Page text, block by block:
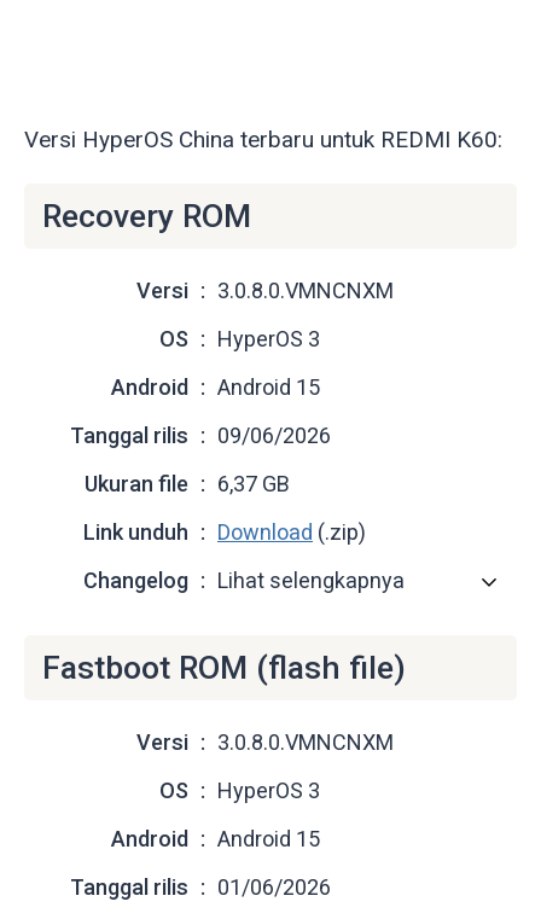
Versi HyperOS China terbaru untuk REDMI K60:
Recovery ROM
Versi
3.0.8.0.VMNCNXM
OS
HyperOS 3
Android
Android 15
Tanggal rilis
09/06/2026
Ukuran file
6,37 GB
Link unduh
Download (.zip)
Changelog
Lihat selengkapnya
Fastboot ROM (flash file)
Versi
3.0.8.0.VMNCNXM
OS
HyperOS 3
Android
Android 15
Tanggal rilis
01/06/2026